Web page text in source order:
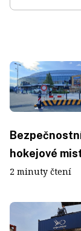
hokejové
2 minuty čtení